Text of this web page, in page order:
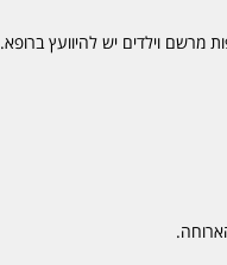
מרשם וילדים יש להיוועץ ברופא.